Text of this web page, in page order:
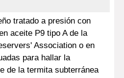
tratado a presión con
aceite P9 tipo A de la
Association o en
para hallar la
de la termita subterránea